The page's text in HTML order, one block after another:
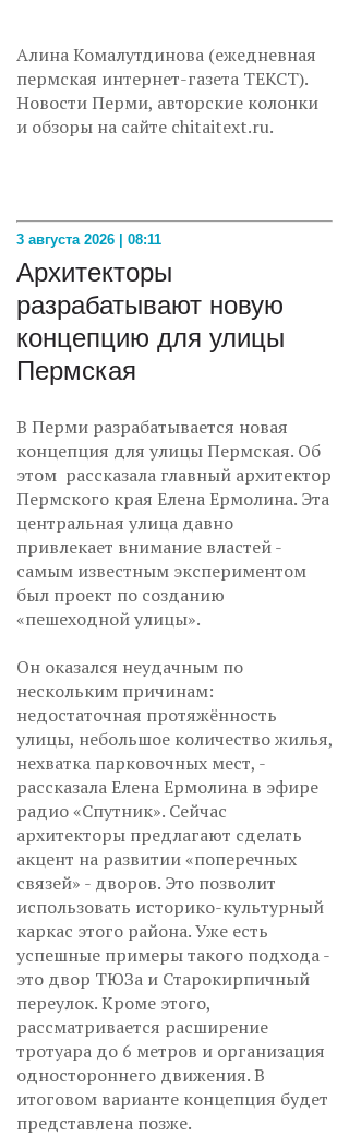
Алина Комалутдинова (ежедневная
пермская интернет-газета ТЕКСТ).
Новости Перми, авторские колонки
и обзоры на сайте chitaitext.ru.
3 августа 2026 | 08:11
Архитекторы
разрабатывают новую
концепцию для улицы
Пермская
В Перми разрабатывается новая
концепция для улицы Пермская. Об
этом рассказала главный архитектор
Пермского края Елена Ермолина. Эта
центральная улица давно
привлекает внимание властей -
самым известным экспериментом
был проект по созданию
«пешеходной улицы».
Он оказался неудачным по
нескольким причинам:
недостаточная протяжённость
улицы, небольшое количество жилья,
нехватка парковочных мест, -
рассказала Елена Ермолина в эфире
радио «Спутник». Сейчас
архитекторы предлагают сделать
акцент на развитии «поперечных
связей» - дворов. Это позволит
использовать историко-культурный
каркас этого района. Уже есть
успешные примеры такого подхода -
это двор ТЮЗа и Старокирпичный
переулок. Кроме этого,
рассматривается расширение
тротуара до 6 метров и организация
одностороннего движения. В
итоговом варианте концепция будет
представлена позже.